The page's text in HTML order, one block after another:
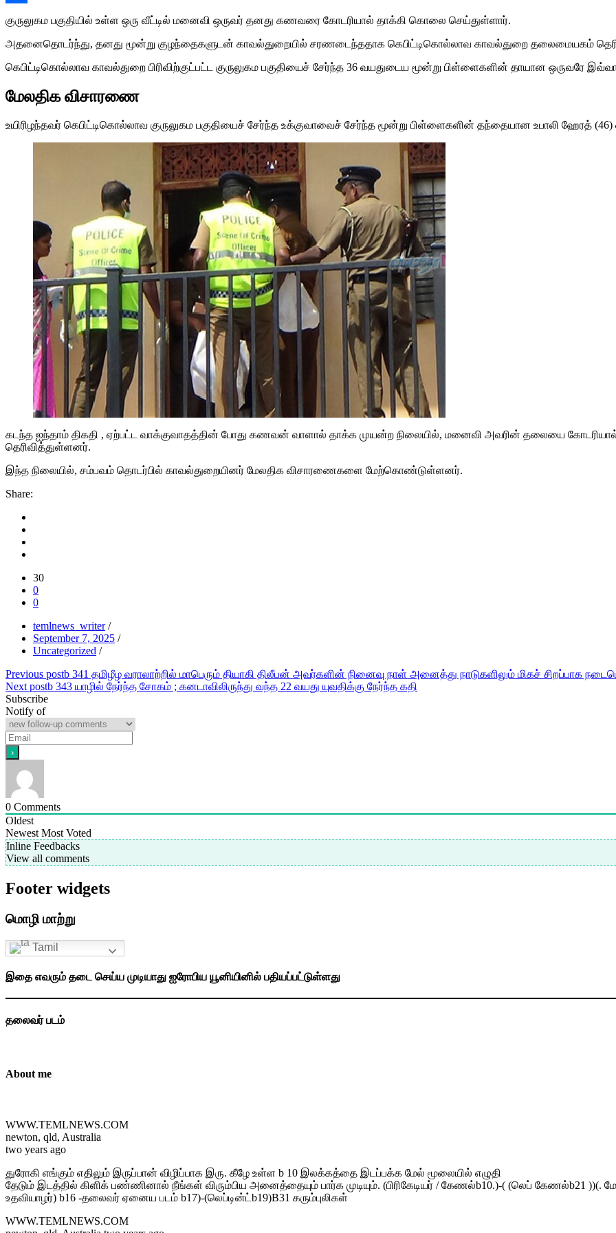
குருலுகம பகுதியில் உள்ள ஒரு வீட்டில் மனைவி ஒருவர் தனது கணவரை கோடரியால் தாக்கி கொலை செய்துள்ளார்.
அதனைதொடர்ந்து, தனது மூன்று குழந்தைகளுடன் காவல்துறையில் சரணடைந்ததாக கெபிட்டிகொல்லாவ காவல்துறை தலைமையகம்
கெபிட்டிகொல்லாவ காவல்துறை பிரிவிற்குட்பட்ட குருலுகம பகுதியைச் சேர்ந்த 36 வயதுடைய மூன்று பிள்ளைகளின் தாயான ஒருவரே
மேலதிக விசாரணை
உயிரிழந்தவர் கெபிட்டிகொல்லாவ குருலுகம பகுதியைச் சேர்ந்த உக்குவாவைச் சேர்ந்த மூன்று பிள்ளைகளின் தந்தையான உபாலி ஹேரத்
கடந்த ஐந்தாம் திகதி , ஏற்பட்ட வாக்குவாதத்தின் போது கணவன் வாளால் தாக்க முயன்ற நிலையில், மனைவி அவரின் தலையை கோடரியால்
தெரிவித்துள்ளனர்.
இந்த நிலையில், சம்பவம் தொடர்பில் காவல்துறையினர் மேலதிக விசாரணைகளை மேற்கொண்டுள்ளனர்.
Share:
30
0
0
temlnews_writer /
September 7, 2025 /
Uncategorized /
Post
navigation
Previous postb 341 தமிழீழ வராலாற்றில் மாபெரும் தியாகி திலீபன் அவர்களின் நினைவு நாள் அனைத்து நாடுகளிலும் மிகச் சிறப்பாக
Next postb 343 யாழில் நேர்ந்த சோகம் ; கனடாவிலிருந்து வந்த 22 வயது யுவதிக்கு நேர்ந்த கதி
Subscribe
Notify of
0 Comments
Oldest
Newest Most Voted
Inline Feedbacks
View all comments
Footer widgets
மொழி மாற்று
Tamil
இதை எவரும் தடை செய்ய முடியாது ஐரோபிய யூனியினில் பதியப்பட்டுள்ளது
தலைவர் படம்
About me
WWW.TEMLNEWS.COM
newton, qld, Australia
two years ago
துரோகி எங்கும் எதிலும் இருப்பான் விழிப்பாக இரு. கீழே உள்ள b 10 இலக்கத்தை இடப்பக்க மேல் மூலையில் எழுதி
தேடும் இடத்தில் கிளிக் பண்ணினால் நீங்கள் விரும்பிய அனைத்தையும் பார்க முடியும். (பிரிகேடியர் / கேணல்b10.)-( (லெப் கேணல்b21 ))(.
உதவியாழர்) b16 -தலைவர் ஏனைய படம் b17)-(லெப்டின்ட்b19)B31 கரும்புலிகள்
WWW.TEMLNEWS.COM